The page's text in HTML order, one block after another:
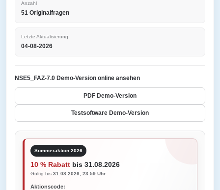
Anzahl
51 Originalfragen
Letzte Aktualisierung
04-08-2026
NSE5_FAZ-7.0 Demo-Version online ansehen
PDF Demo-Version
Testsoftware Demo-Version
Sommeraktion 2026
10 % Rabatt bis 31.08.2026
Gültig bis 31.08.2026, 23:59 Uhr
Aktionscode: